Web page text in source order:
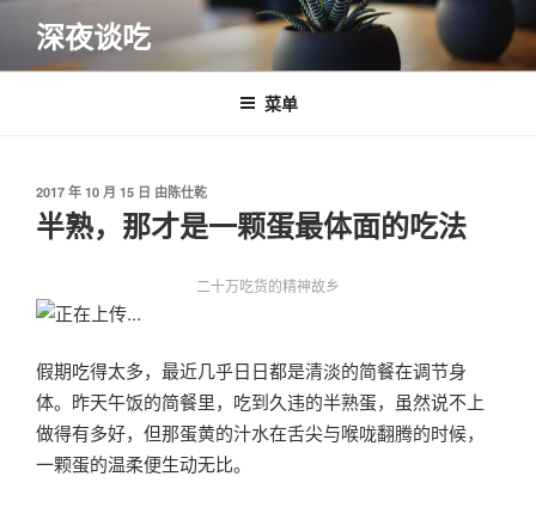
内
深夜谈吃
菜单
发
布
于
2017 年 10 月 15 日 由陈仕乾
半熟，那才是一颗蛋最体面的吃法
二十万吃货的精神故乡
假期吃得太多，最近几乎日日都是清淡的简餐在调节身
体。昨天午饭的简餐里，吃到久违的半熟蛋，虽然说不上
做得有多好，但那蛋黄的汁水在舌尖与喉咙翻腾的时候，
一颗蛋的温柔便生动无比。